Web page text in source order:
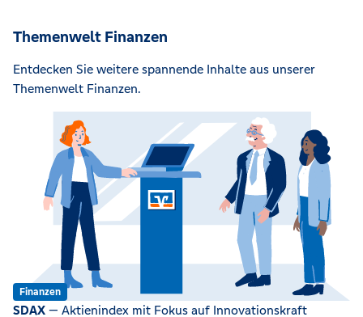
Themenwelt Finanzen
Entdecken Sie weitere spannende Inhalte aus unserer
Themenwelt Finanzen.
Finanzen
SDAX — Aktienindex mit Fokus auf Innovationskraft